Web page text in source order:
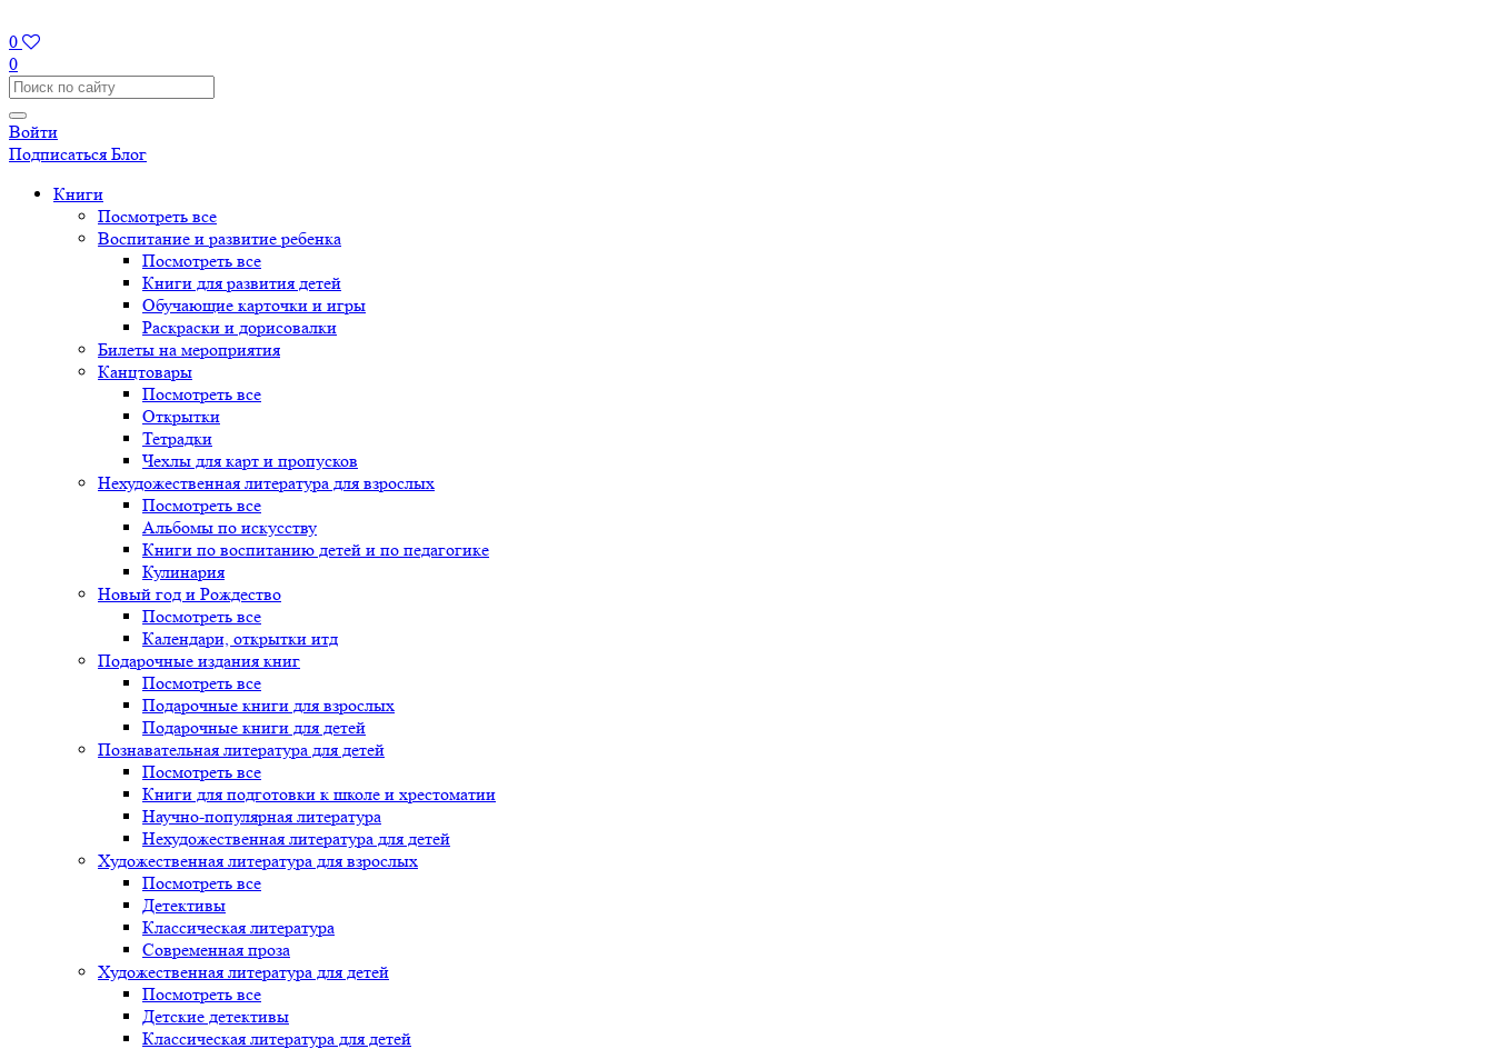
0
0
Войти
Подписаться Блог
Книги
Посмотреть все
Воспитание и развитие ребенка
Посмотреть все
Книги для развития детей
Обучающие карточки и игры
Раскраски и дорисовалки
Билеты на мероприятия
Канцтовары
Посмотреть все
Открытки
Тетрадки
Чехлы для карт и пропусков
Нехудожественная литература для взрослых
Посмотреть все
Альбомы по искусству
Книги по воспитанию детей и по педагогике
Кулинария
Новый год и Рождество
Посмотреть все
Календари, открытки итд
Подарочные издания книг
Посмотреть все
Подарочные книги для взрослых
Подарочные книги для детей
Познавательная литература для детей
Посмотреть все
Книги для подготовки к школе и хрестоматии
Научно-популярная литература
Нехудожественная литература для детей
Художественная литература для взрослых
Посмотреть все
Детективы
Классическая литература
Современная проза
Художественная литература для детей
Посмотреть все
Детские детективы
Классическая литература для детей